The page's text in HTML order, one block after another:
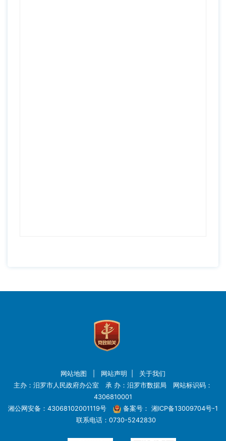
网站地图 网站声明
关于我们
主办：汨罗市人民政府办公室 承 办：汨罗市数据局 网站标识码：
4306810001
湘公网安备：43068102001119号
备案号： 湘ICP备13009704号-1
联系电话：0730-5242830